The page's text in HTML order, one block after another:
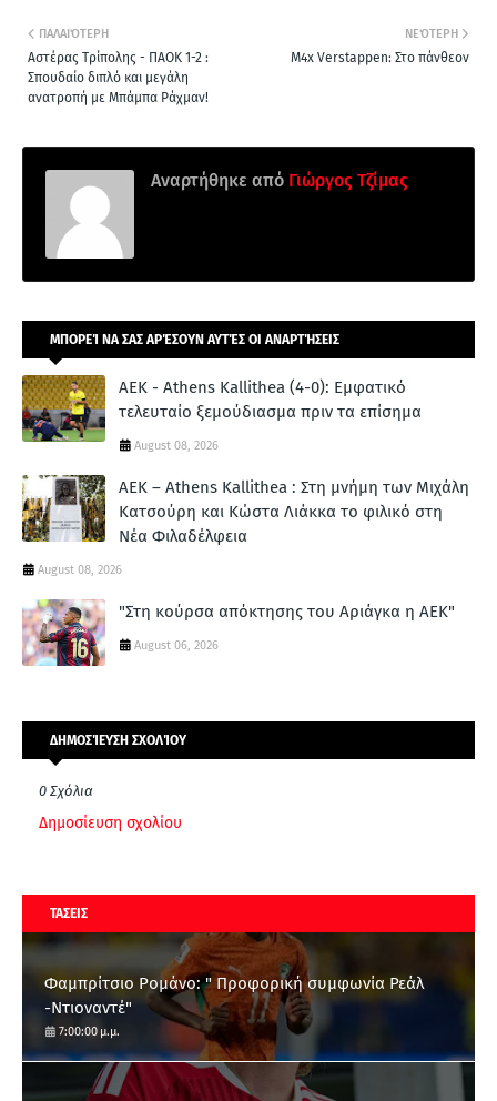
ΝΕΌΤΕΡΗ
M4x Verstappen: Στο πάνθεον
ΠΑΛΑΙΌΤΕΡΗ
Αστέρας Τρίπολης - ΠΑΟΚ 1-2 :
Σπουδαίο διπλό και μεγάλη
ανατροπή με Μπάμπα Ράχμαν!
Αναρτήθηκε από Γιώργος Τζίμας
ΜΠΟΡΕΊ ΝΑ ΣΑΣ ΑΡΈΣΟΥΝ ΑΥΤΈΣ ΟΙ ΑΝΑΡΤΉΣΕΙΣ
ΑΕΚ - Athens Kallithea (4-0): Εμφατικό
τελευταίο ξεμούδιασμα πριν τα επίσημα
August 08, 2026
ΑΕΚ – Athens Kallithea : Στη μνήμη των Μιχάλη
Κατσούρη και Κώστα Λιάκκα το φιλικό στη
Νέα Φιλαδέλφεια
August 08, 2026
"Στη κούρσα απόκτησης του Αριάγκα η ΑΕΚ"
August 06, 2026
ΔΗΜΟΣΊΕΥΣΗ ΣΧΟΛΊΟΥ
0 Σχόλια
Δημοσίευση σχολίου
ΤΑΣΕΙΣ
Φαμπρίτσιο Ρομάνο: " Προφορική συμφωνία Ρεάλ
-Ντιοναντέ"
7:00:00 μ.μ.